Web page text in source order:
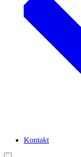
Kontakt